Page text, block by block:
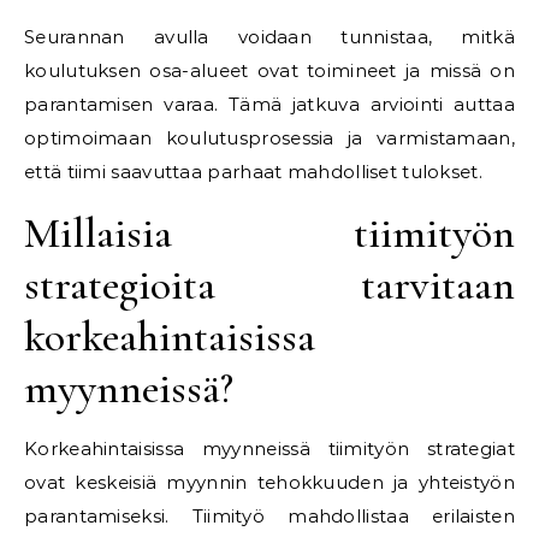
Seurannan avulla voidaan tunnistaa, mitkä
koulutuksen osa-alueet ovat toimineet ja missä on
parantamisen varaa. Tämä jatkuva arviointi auttaa
optimoimaan koulutusprosessia ja varmistamaan,
että tiimi saavuttaa parhaat mahdolliset tulokset.
Millaisia tiimityön
strategioita tarvitaan
korkeahintaisissa
myynneissä?
Korkeahintaisissa myynneissä tiimityön strategiat
ovat keskeisiä myynnin tehokkuuden ja yhteistyön
parantamiseksi. Tiimityö mahdollistaa erilaisten